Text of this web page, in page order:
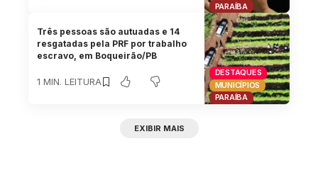
PARAÍBA
DESTAQUES
MUNICÍPIOS
PARAÍBA
Três pessoas são autuadas e 14
resgatadas pela PRF por trabalho
escravo, em Boqueirão/PB
1 MIN. LEITURA
EXIBIR MAIS